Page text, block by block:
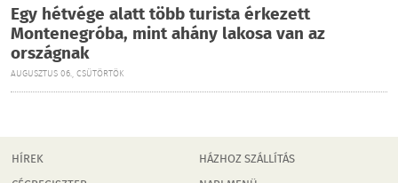
Egy hétvége alatt több turista érkezett
Montenegróba, mint ahány lakosa van az
országnak
AUGUSZTUS 06., CSÜTÖRTÖK
HÍREK
HÁZHOZ SZÁLLÍTÁS